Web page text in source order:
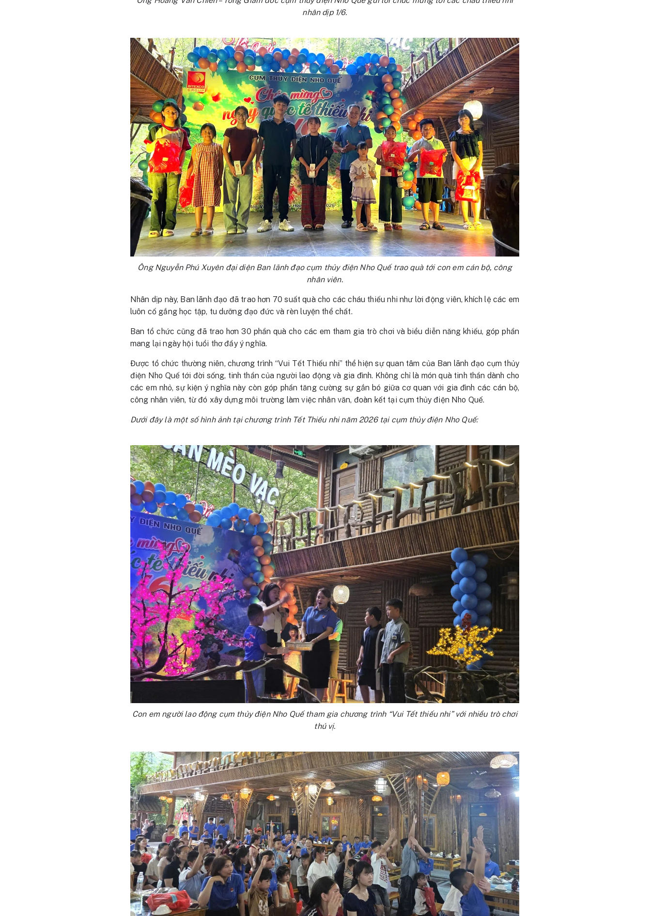
nhân dịp 1/6.
Ông Nguyễn Phú Xuyên đại diện Ban lãnh đạo cụm thủy điện Nho Quế trao quà tới con em cán bộ, công
nhân viên.
Nhân dịp này, Ban lãnh đạo đã trao hơn 70 suất quà cho các cháu thiếu nhi như lời động viên, khích lệ các em
luôn cố gắng học tập, tu dưỡng đạo đức và rèn luyện thể chất.
Ban tổ chức cũng đã trao hơn 30 phần quà cho các em tham gia trò chơi và biểu diễn năng khiếu, góp phần
mang lại ngày hội tuổi thơ đầy ý nghĩa.
Được tổ chức thường niên, chương trình “Vui Tết Thiếu nhi” thể hiện sự quan tâm của Ban lãnh đạo cụm thủy
điện Nho Quế tới đời sống, tinh thần của người lao động và gia đình. Không chỉ là món quà tinh thần dành cho
các em nhỏ, sự kiện ý nghĩa này còn góp phần tăng cường sự gắn bó giữa cơ quan với gia đình các cán bộ,
công nhân viên, từ đó xây dựng môi trường làm việc nhân văn, đoàn kết tại cụm thủy điện Nho Quế.
Dưới đây là một số hình ảnh tại chương trình Tết Thiếu nhi năm 2026 tại cụm thủy điện Nho Quế:
Con em người lao động cụm thủy điện Nho Quế tham gia chương trình “Vui Tết thiếu nhi” với nhiều trò chơi
thú vị.